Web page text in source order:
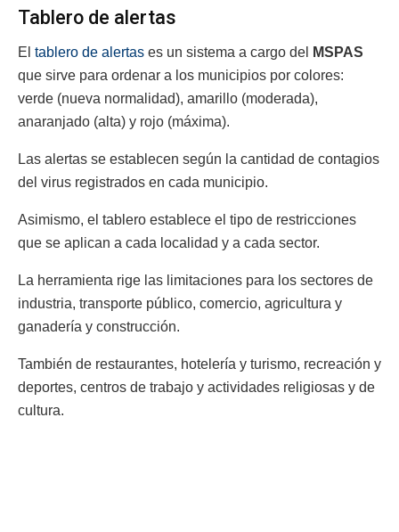
Tablero de alertas
El tablero de alertas es un sistema a cargo del
MSPAS
que sirve para ordenar a los municipios por colores:
verde (nueva normalidad), amarillo (moderada),
anaranjado (alta) y rojo (máxima).
Las alertas se establecen según la cantidad de contagios
del virus registrados en cada municipio.
Asimismo, el tablero establece el tipo de restricciones
que se aplican a cada localidad y a cada sector.
La herramienta rige las limitaciones para los sectores de
industria, transporte público, comercio, agricultura y
ganadería y construcción.
También de restaurantes, hotelería y turismo, recreación y
deportes, centros de trabajo y actividades religiosas y de
cultura.